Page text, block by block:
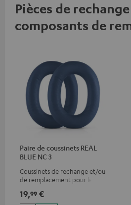
Pièces de
composants de
Paire de coussinets REAL
BLUE NC 3
Coussinets de rechange et/ou
de remplacement pour le
19,99 €